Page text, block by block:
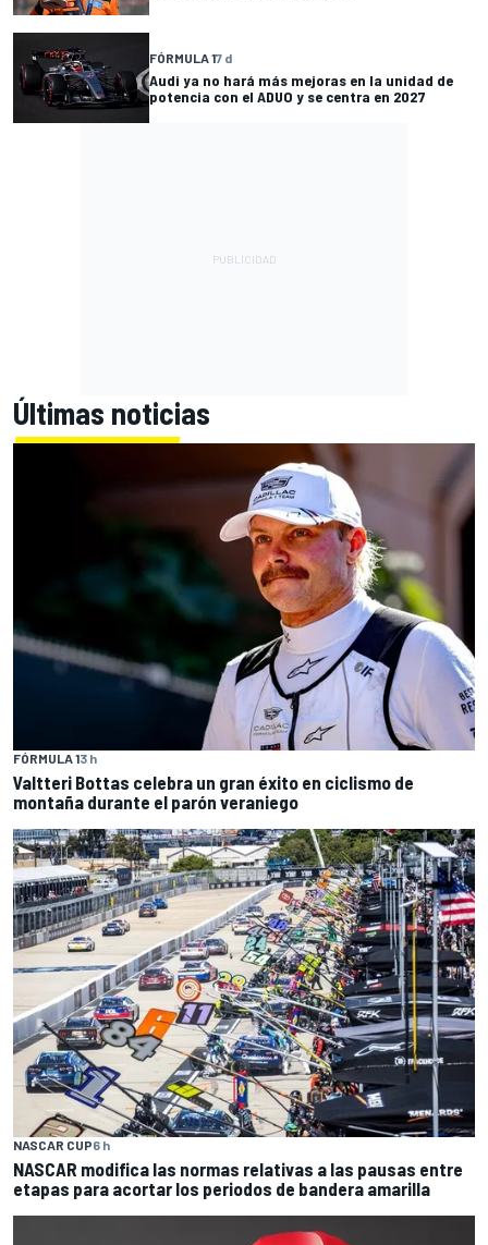
FÓRMULA 17 d
Audi ya no hará más mejoras en la unidad de
potencia con el ADUO y se centra en 2027
Últimas noticias
FÓRMULA 13 h
Valtteri Bottas celebra un gran éxito en ciclismo de
montaña durante el parón veraniego
NASCAR CUP6 h
NASCAR modifica las normas relativas a las pausas entre
etapas para acortar los periodos de bandera amarilla